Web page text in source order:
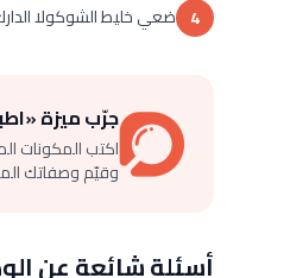
4 ضعي خليط الشوكولا
جرّب ميزة
اكتب المكونات
وقيّم وصفاتك
أسئلة شائعة عن